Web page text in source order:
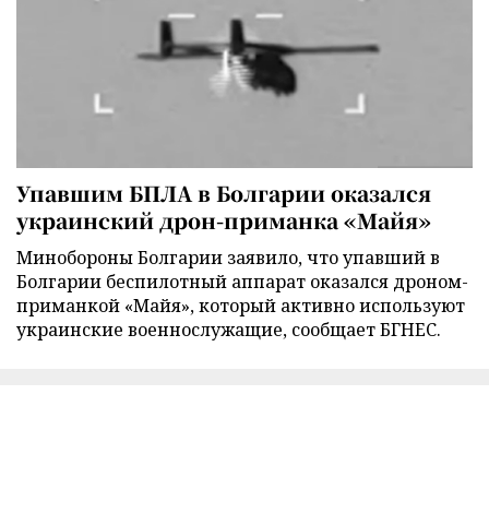
Упавшим БПЛА в Болгарии оказался
украинский дрон-приманка «Майя»
Минобороны Болгарии заявило, что упавший в
Болгарии беспилотный аппарат оказался дроном-
приманкой «Майя», который активно используют
украинские военнослужащие, сообщает БГНЕС.